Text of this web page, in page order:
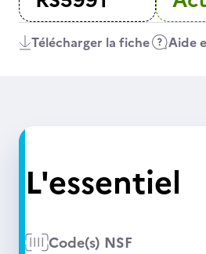
Télécharger la fiche Aide
L'essentiel
Code(s) NSF